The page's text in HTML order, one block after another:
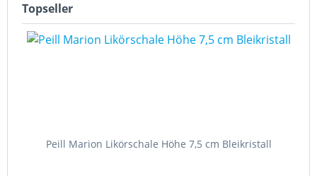
Topseller
Peill Marion Likörschale Höhe 7,5 cm Bleikristall